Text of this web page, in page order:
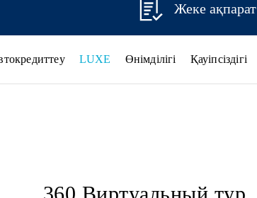
Жеке ақпарат
LUXE Өнімділігі Қауіпсіздігі